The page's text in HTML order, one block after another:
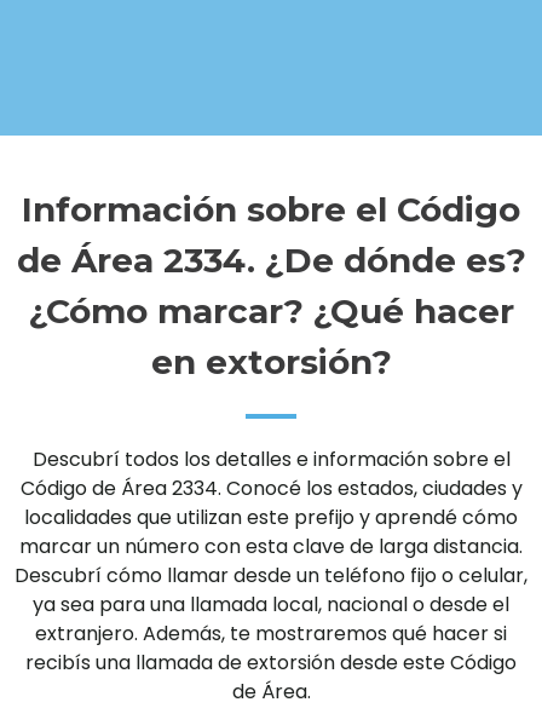
Información sobre el Código
de Área 2334. ¿De dónde es?
¿Cómo marcar? ¿Qué hacer
en extorsión?
Descubrí todos los detalles e información sobre el
Código de Área 2334. Conocé los estados, ciudades y
localidades que utilizan este prefijo y aprendé cómo
marcar un número con esta clave de larga distancia.
Descubrí cómo llamar desde un teléfono fijo o celular,
ya sea para una llamada local, nacional o desde el
extranjero. Además, te mostraremos qué hacer si
recibís una llamada de extorsión desde este Código
de Área.